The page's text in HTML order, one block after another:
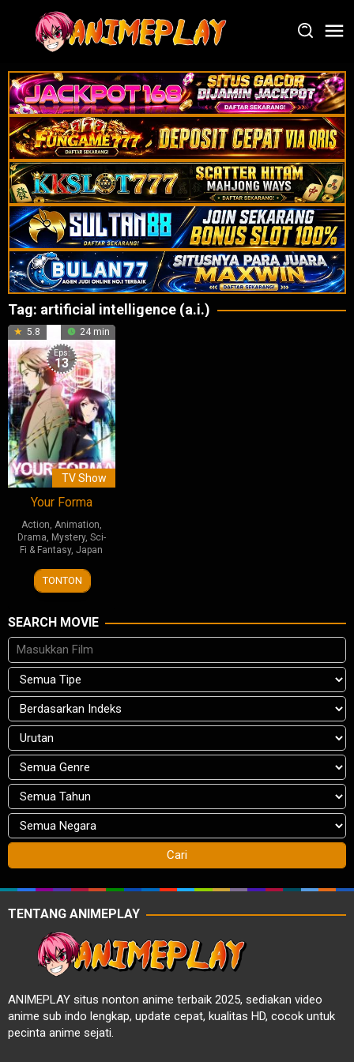
Tag: artificial intelligence (a.i.)
5.8 24 min
Eps:
13
TV Show
Your Forma
Action, Animation,
Drama, Mystery, Sci-
Fi & Fantasy,Japan
2
Apr
TONTON
SEARCH MOVIE
TENTANG ANIMEPLAY
ANIMEPLAY situs nonton anime terbaik 2025, sediakan video
anime sub indo lengkap, update cepat, kualitas HD, cocok untuk
pecinta anime sejati.